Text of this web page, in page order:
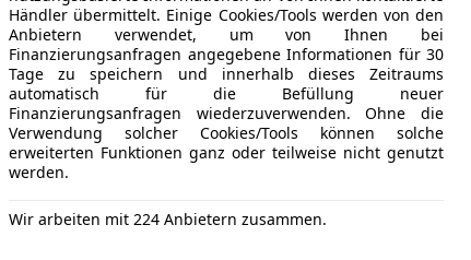
Seitenairbag
Versicherungsschutz an Ihre Bedürfnisse
Freischaden-Gutschein ab Stufe 0
Auto einfach online versichern & Rabatt holen
Händler übermittelt. Einige Cookies/Tools werden von den
Anbietern verwendet, um von Ihnen bei
Finanzierungsanfragen angegebene Informationen für 30
Tage zu speichern und innerhalb dieses Zeitraums
automatisch für die Befüllung neuer
Finanzierungsanfragen wiederzuverwenden. Ohne die
Verwendung solcher Cookies/Tools können solche
erweiterten Funktionen ganz oder teilweise nicht genutzt
werden.
Wir arbeiten mit 224 Anbietern zusammen.